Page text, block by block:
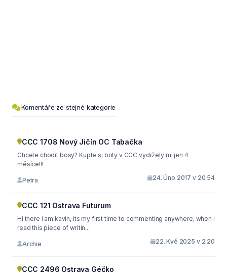
Komentáře ze stejné kategorie
CCC 1708 Nový Jičín OC Tabačka
Chcete chodit bosy? Kupte si boty v CCC vydržely mi jen 4
měsíce!!!
Petra 24. Úno 2017 v 20:54
CCC 121 Ostrava Futurum
Hi there i am kavin, its my first time to commenting anywhere, when i
read this piece of writin...
Archie 22. Kvě 2025 v 2:20
CCC 2496 Ostrava Géčko